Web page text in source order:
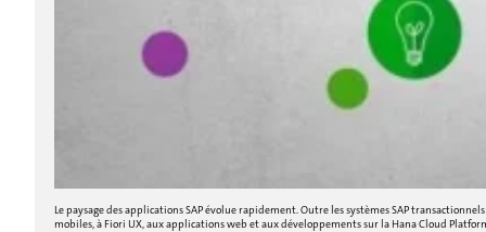
Le paysage des applications SAP évolue rapidement. Outre les systèmes SAP
mobiles, à Fiori UX, aux applications web et aux développements sur la Hana Cloud